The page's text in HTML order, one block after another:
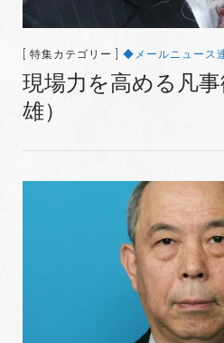
[ 特集カテゴリー ] ◆メールニュース
現場力を高める凡
雄）